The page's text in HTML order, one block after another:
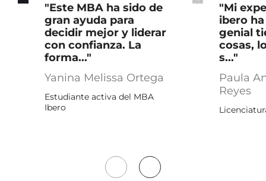
"Este MBA ha sido de
gran ayuda para
decidir mejor y liderar
con confianza. La
forma..."
Yanina Melissa Ortega
Estudiante activa del MBA
Ibero
"Mi
ibero
genial
cosas,
s..."
Paula
Reyes
Mover Mover